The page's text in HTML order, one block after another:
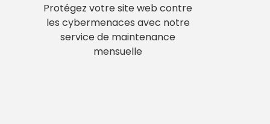
Protégez votre site web contre
les cybermenaces avec notre
service de maintenance
mensuelle